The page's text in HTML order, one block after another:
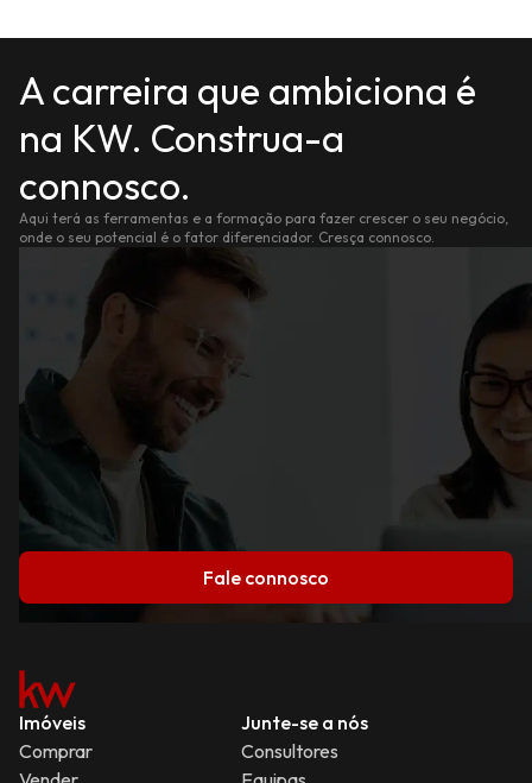
A carreira que ambiciona é
na KW. Construa-a
connosco.
Aqui terá as ferramentas e a formação para fazer crescer o seu negócio,
onde o seu potencial é o fator diferenciador. Cresça connosco.
Fale connosco
Imóveis
Comprar
Junte-se a nós
Consultores